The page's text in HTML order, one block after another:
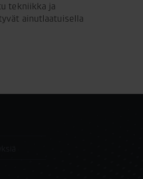
tekniikka ja
ainutlaatuisella